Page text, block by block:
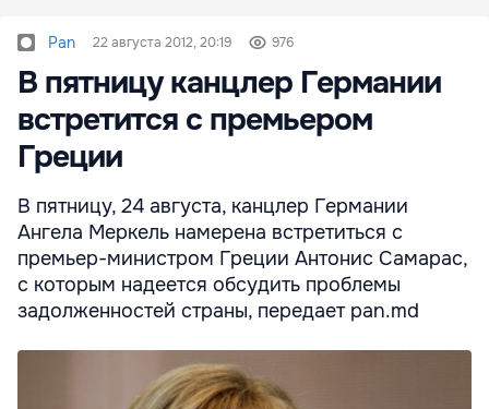
Pan 22 августа 2012, 20:19 976
В пятницу канцлер Германии
встретится с премьером
Греции
В пятницу, 24 августа, канцлер Германии
Ангела Меркель намерена встретиться с
премьер-министром Греции Антонис Самарас,
с которым надеется обсудить проблемы
задолженностей страны, передает pan.md